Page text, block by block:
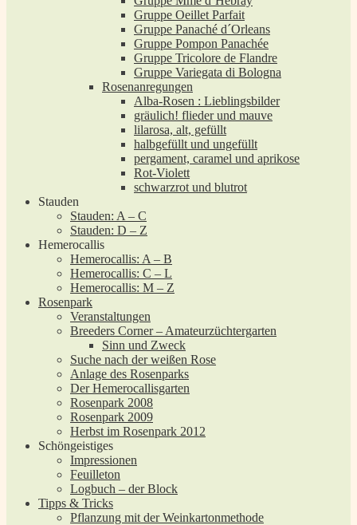
Gruppe Oeillet Parfait
Gruppe Panaché d´Orleans
Gruppe Pompon Panachée
Gruppe Tricolore de Flandre
Gruppe Variegata di Bologna
Rosenanregungen
Alba-Rosen : Lieblingsbilder
gräulich! flieder und mauve
lilarosa, alt, gefüllt
halbgefüllt und ungefüllt
pergament, caramel und aprikose
Rot-Violett
schwarzrot und blutrot
Stauden
Stauden: A – C
Stauden: D – Z
Hemerocallis
Hemerocallis: A – B
Hemerocallis: C – L
Hemerocallis: M – Z
Rosenpark
Veranstaltungen
Breeders Corner – Amateurzüchtergarten
Sinn und Zweck
Suche nach der weißen Rose
Anlage des Rosenparks
Der Hemerocallisgarten
Rosenpark 2008
Rosenpark 2009
Herbst im Rosenpark 2012
Schöngeistiges
Impressionen
Feuilleton
Logbuch – der Block
Tipps & Tricks
Pflanzung mit der Weinkartonmethode